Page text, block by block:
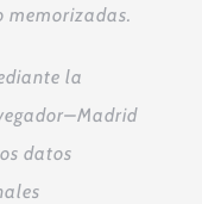
memorizadas.
la
datos